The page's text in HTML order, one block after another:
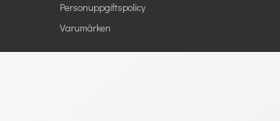
Personuppgiftspolicy
Varumärken